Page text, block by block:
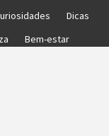
Dicas
Bem-estar